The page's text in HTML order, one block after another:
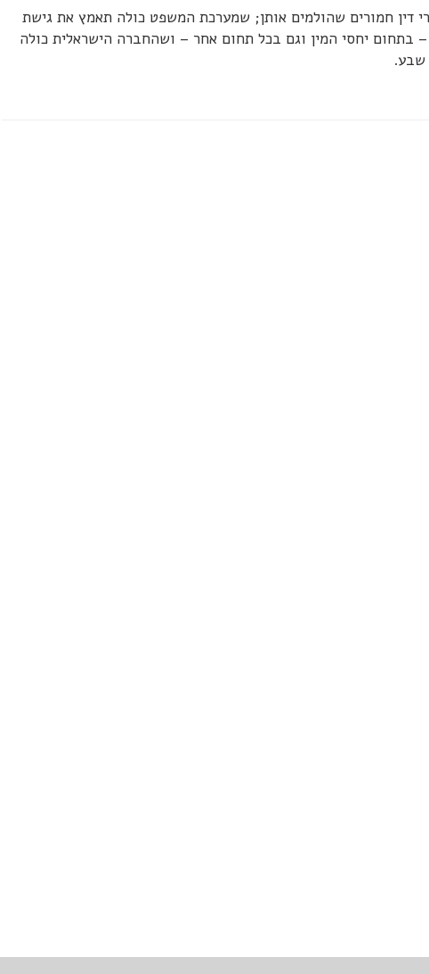
דין חמורים שהולמים אותן; שמערכת המשפט כולה תאמץ את גישת
בתחום יחסי המין וגם בכל תחום אחר – ושהחברה הישראלית כולה
שבע.